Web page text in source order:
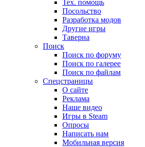
Тех. помощь
Посольство
Разработка модов
Другие игры
Таверна
Поиск
Поиск по форуму
Поиск по галерее
Поиск по файлам
Спецстраницы
О сайте
Реклама
Наше видео
Игры в Steam
Опросы
Написать нам
Мобильная версия